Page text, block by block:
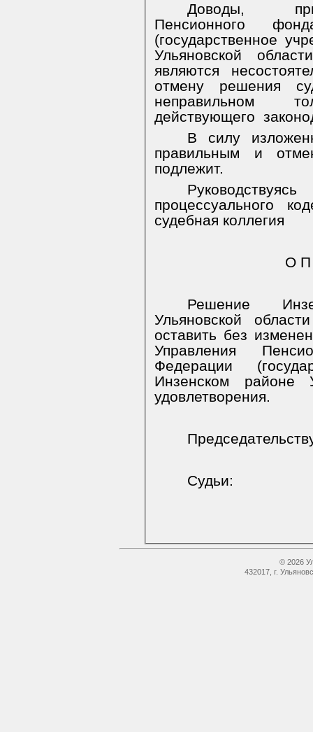
Доводы,
Пенсионного
(государственное
Ульяновской
являются
отмену решения
неправильном
действующего
В силу
правильным и
подлежит.
процессуального
судебная коллегия
О П
Решение
Ульяновской
оставить без
Управления
Федерации
Инзенском районе
удовлетворения.
Судьи:
© 2026
432017, г.